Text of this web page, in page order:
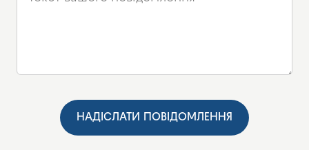
НАДІСЛАТИ ПОВІДОМЛЕННЯ